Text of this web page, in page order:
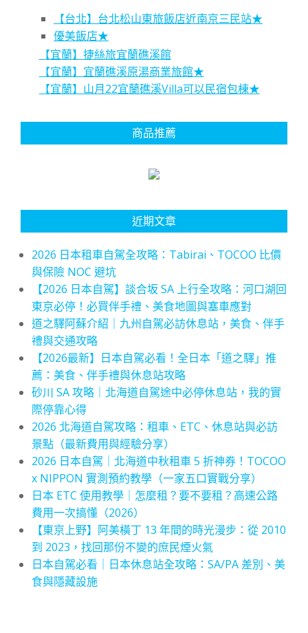
【台北】台北松山東旅飯店近南京三民站★
優美飯店★
【宜蘭】捷絲旅宜蘭礁溪館
【宜蘭】宜蘭礁溪原湯商業旅館★
【宜蘭】山月22宜蘭礁溪Villa可以民宿包棟★
商品推薦
近期文章
2026 日本租車自駕全攻略：Tabirai、TOCOO 比價
與保險 NOC 避坑
【2026 日本自駕】談合坂 SA 上行全攻略：河口湖回
東京必停！必買伴手禮、美食地圖與塞車應對
道之驛阿蘇介紹｜九州自駕必訪休息站，美食、伴手
禮與交通攻略
【2026最新】日本自駕必看！全日本「道之驛」推
薦：美食、伴手禮與休息站攻略
砂川 SA 攻略｜北海道自駕途中必停休息站，我的實
際停靠心得
2026 北海道自駕攻略：租車、ETC、休息站與必訪
景點（最新費用與經驗分享）
2026 日本自駕｜北海道中秋租車 5 折神券！TOCOO
x NIPPON 實測預約教學（一家五口實戰分享）
日本 ETC 使用教學｜怎麼租？要不要租？高速公路
費用一次搞懂（2026）
【東京上野】阿美橫丁 13 年間的時光漫步：從 2010
到 2023，找回那份不變的庶民煙火氣
日本自駕必看｜日本休息站全攻略：SA/PA 差別、美
食與隱藏設施